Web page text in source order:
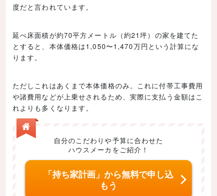
度だと言われています。
延べ床面積が約70平方メートル（約21坪）の家を建てた
とすると、本体価格は1,050〜1,470万円という計算にな
ります。
ただしこれはあくまで本体価格のみ。これに付帯工事費用
や諸費用などが上乗せされるため、実際に支払う金額はこ
れよりも多くなります。
自分のこだわりや予算に合わせた
ハウスメーカをご紹介！
「持ち家計画」から無料で申し込
もう